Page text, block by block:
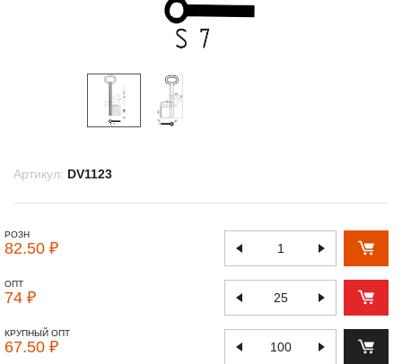
Артикул: DV1123
РОЗН
82.50 ₽
ОПТ
74 ₽
КРУПНЫЙ ОПТ
67.50 ₽